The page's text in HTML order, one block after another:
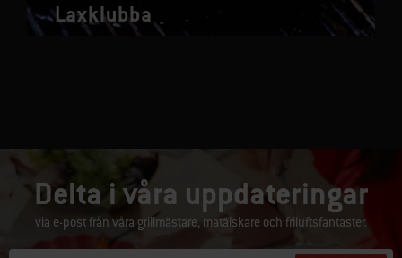
Laxklubba
Delta i våra uppdateringar
via e-post från våra grillmästare, matälskare och friluftsfantaster.